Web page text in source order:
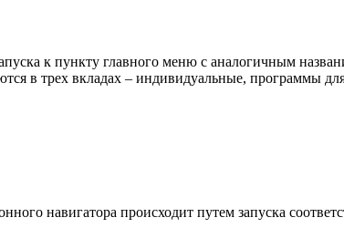
к пункту главного меню с аналогичным
в трех вкладах – индивидуальные, программы
навигатора происходит путем запуска